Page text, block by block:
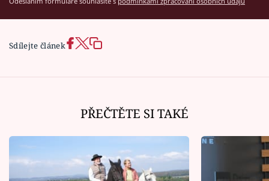
Sdílejte článek
PŘEČTĚTE SI TAKÉ